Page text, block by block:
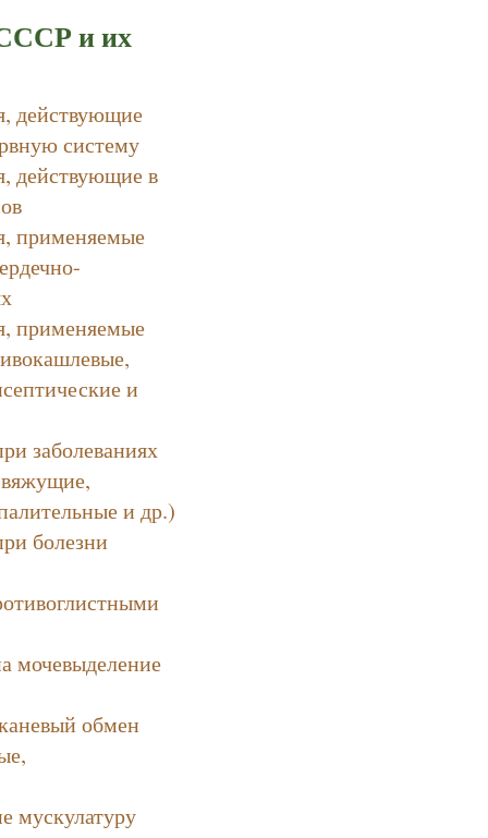
и их
действующие
систему
действующие в
применяемые
применяемые
и
заболеваниях
и др.)
болезни
мочевыделение
обмен
мускулатуру